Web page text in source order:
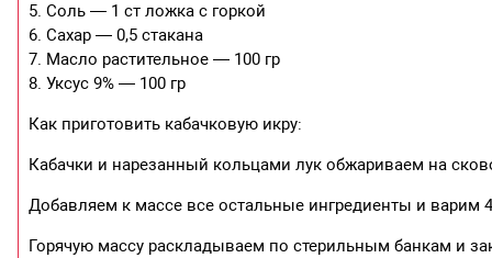
5. Соль — 1 ст ложка с горкой
6. Сахар — 0,5 стакана
7. Масло растительное — 100 гр
8. Уксус 9% — 100 гр
Как приготовить кабачковую икру:
Кабачки и нарезанный кольцами лук обжариваем на
Добавляем к массе все остальные ингредиенты и варим
Горячую массу раскладываем по стерильным банкам и